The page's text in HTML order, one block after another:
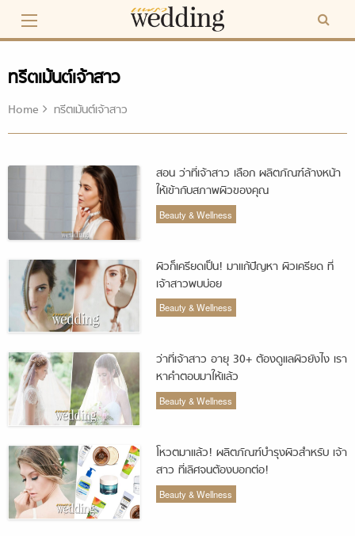
content
ทรีตเม้นต์เจ้าสาว
Home ทรีตเม้นต์เจ้าสาว
สอน ว่าที่เจ้าสาว เลือก ผลิตภัณฑ์ล้างหน้า
ให้เข้ากับสภาพผิวของคุณ
Beauty & Wellness
ผิวก็เครียดเป็น! มาแก้ปัญหา ผิวเครียด ที่
เจ้าสาวพบบ่อย
Beauty & Wellness
ว่าที่เจ้าสาว อายุ 30+ ต้องดูแลผิวยังไง เรา
หาคำตอบมาให้แล้ว
Beauty & Wellness
โหวตมาแล้ว! ผลิตภัณฑ์บำรุงผิวสำหรับ เจ้า
สาว ที่เลิศจนต้องบอกต่อ!
Beauty & Wellness